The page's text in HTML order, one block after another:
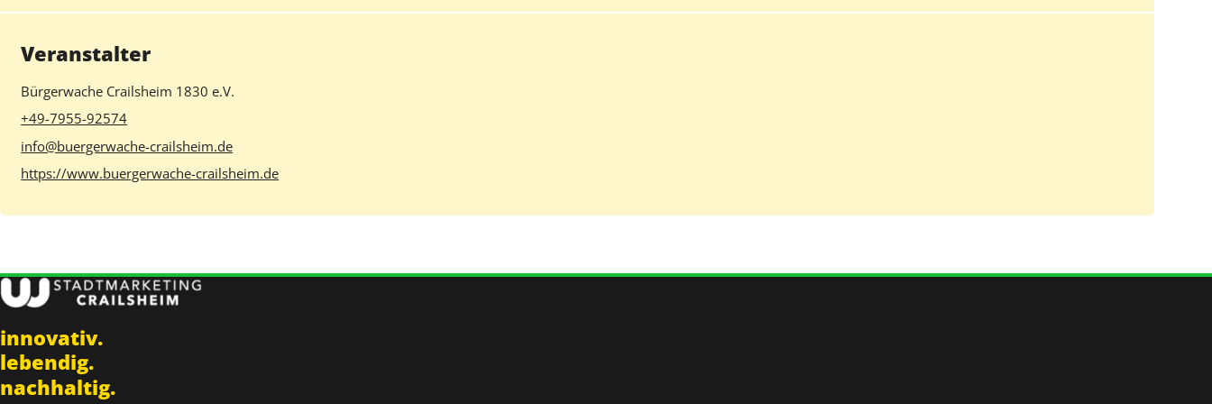
Veranstalter
Bürgerwache Crailsheim 1830 e.V.
+49-7955-92574
info@buergerwache-crailsheim.de
https://www.buergerwache-crailsheim.de
innovativ.
lebendig.
nachhaltig.